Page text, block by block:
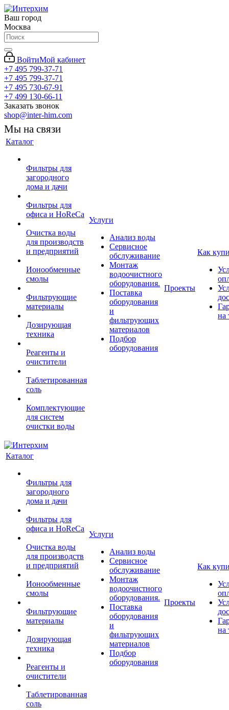
Ваш город
Москва
ВойтиМой кабинет
+7 495 799-37-71
+7 495 799-37-71
+7 495 730-67-91
+7 499 130-66-11
Заказать звонок
shop@inter-him.com
Мы на связи
Каталог
Фильтры для
загородного
дома и дачи
Фильтры для
офиса и HoReCa
Очистка воды
для производств
и предприятий
Ионообменные
смолы
Фильтрующие
материалы
Дозирующая
техника
Реагенты и
очистители
Таблетированная
соль
Комплектующие
для систем
очистки воды
Услуги
Анализ воды
Сервисное
обслуживание
Монтаж
водоочистного
оборудования.
Поставка
оборудования
и
фильтрующих
материалов
Подбор
оборудования
Проекты
Как
на
Каталог
Фильтры для
загородного
дома и дачи
Фильтры для
офиса и HoReCa
Очистка воды
для производств
и предприятий
Ионообменные
смолы
Фильтрующие
материалы
Дозирующая
техника
Реагенты и
очистители
Таблетированная
соль
Услуги
Анализ воды
Сервисное
обслуживание
Монтаж
водоочистного
оборудования.
Поставка
оборудования
и
фильтрующих
материалов
Подбор
оборудования
Проекты
Как
на